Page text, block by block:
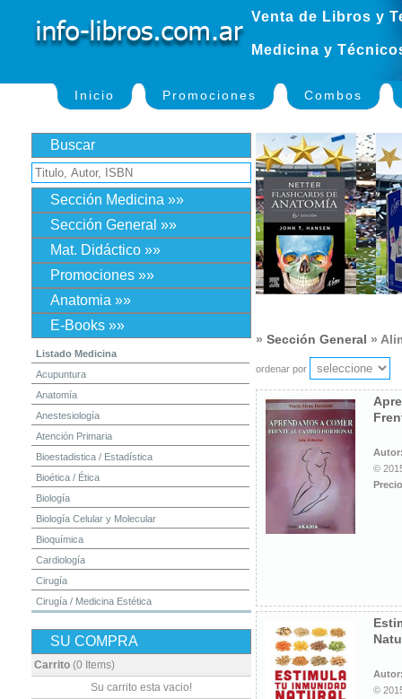
Venta de Libros y
Medicina y
Inicio Promociones Combos
Buscar
Sección Medicina »»
Sección General »»
Mat. Didáctico »»
Promociones »»
Anatomia »»
E-Books »»
Listado Medicina
Acupuntura
Anatomía
Anestesiología
Atención Primaria
Bioestadistica / Estadística
Bioética / Ética
Biología
Biología Celular y Molecular
Bioquímica
Cardiología
Cirugía
Cirugía / Medicina Estética
Dermatología
Diagnóstico por Imagen / Radiología
SU COMPRA
Carrito (0 Items)
Su carrito esta vacio!
» Sección General »
ordenar por
©
©